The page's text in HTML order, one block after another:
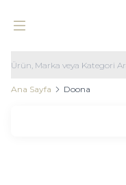
Ana Sayfa Doona